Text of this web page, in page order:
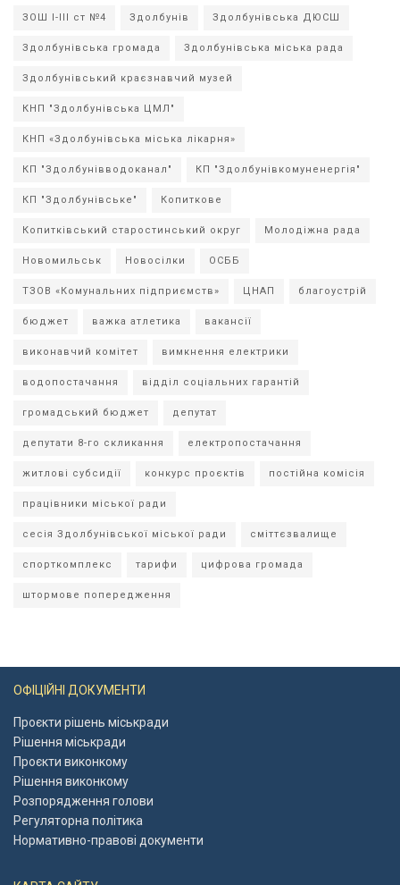
ЗОШ І-ІІІ ст №4 Здолбунів Здолбунівська ДЮСШ
Здолбунівська громада Здолбунівська міська рада
Здолбунівський краєзнавчий музей
КНП "Здолбунівська ЦМЛ"
КНП «Здолбунівська міська лікарня»
КП "Здолбунівводоканал" КП "Здолбунівкомуненергія"
КП "Здолбунівське" Копиткове
Копитківський старостинський округ Молодіжна рада
Новомильськ Новосілки ОСББ
ТЗОВ «Комунальних підприємств» ЦНАП благоустрій
бюджет важка атлетика вакансії
виконавчий комітет вимкнення електрики
водопостачання відділ соціальних гарантій
громадський бюджет депутат
депутати 8-го скликання електропостачання
житлові субсидії конкурс проєктів постійна комісія
працівники міської ради
сесія Здолбунівської міської ради сміттєзвалище
спорткомплекс тарифи цифрова громада
штормове попередження
ОФІЦІЙНІ ДОКУМЕНТИ
Проєкти рішень міськради
Рішення міськради
Проєкти виконкому
Рішення виконкому
Розпорядження голови
Регуляторна політика
Нормативно-правові документи